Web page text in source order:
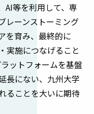
AI等を利用して、専
レーンストーミング
を育み、最終的に
実施につなげること
ットフォームを基盤
長にない、九州大学
ることを大いに期待